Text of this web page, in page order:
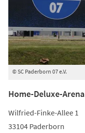
© SC Paderborn 07 e.V.
Home-Deluxe-Arena
Wilfried-Finke-Allee 1
33104 Paderborn